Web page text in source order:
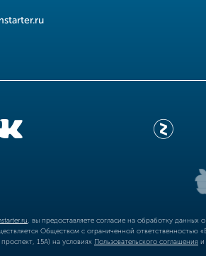
, вы предоставляете согласие на обработку
Обществом с ограниченной
15А) на условиях Пользовательского соглашения и